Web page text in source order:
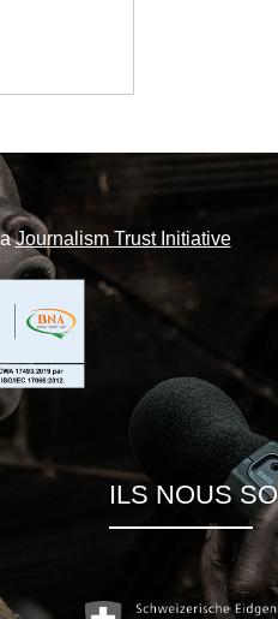
Journalism Trust Initiative
ILS NOUS